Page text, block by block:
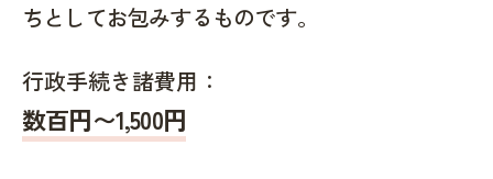
ちとしてお包みするものです。
行政手続き諸費用：
数百円〜1,500円